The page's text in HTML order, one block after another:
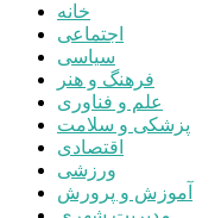
خانه
اجتماعی
سیاسی
فرهنگ و هنر
علم و فناوری
پزشکی و سلامت
اقتصادی
ورزشی
آموزش و پرورش